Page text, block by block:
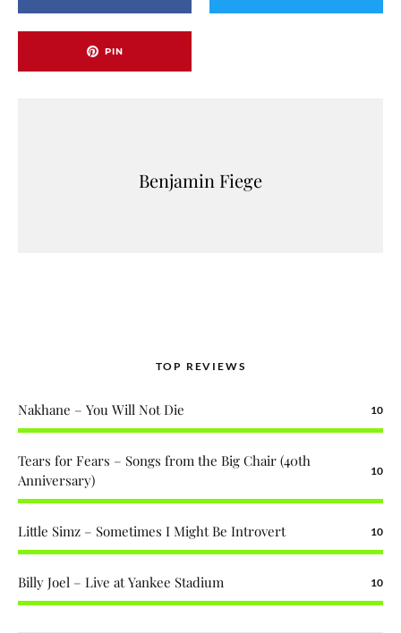
PIN
Benjamin Fiege
TOP REVIEWS
Nakhane – You Will Not Die 10
Tears for Fears – Songs from the Big Chair (40th
Anniversary)
10
Little Simz – Sometimes I Might Be Introvert 10
Billy Joel – Live at Yankee Stadium 10